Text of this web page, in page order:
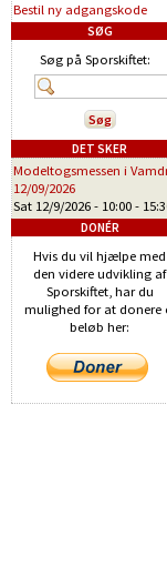
Bestil ny adgangskode
SØG
Søg på Sporskiftet:
DET SKER
Modeltogsmessen i
12/09/2026
Sat 12/9/2026 - 10:00 -
DONÉR
Hvis du vil hjælpe med
den videre udvikling af
Sporskiftet, har du
mulighed for at donere
beløb her: